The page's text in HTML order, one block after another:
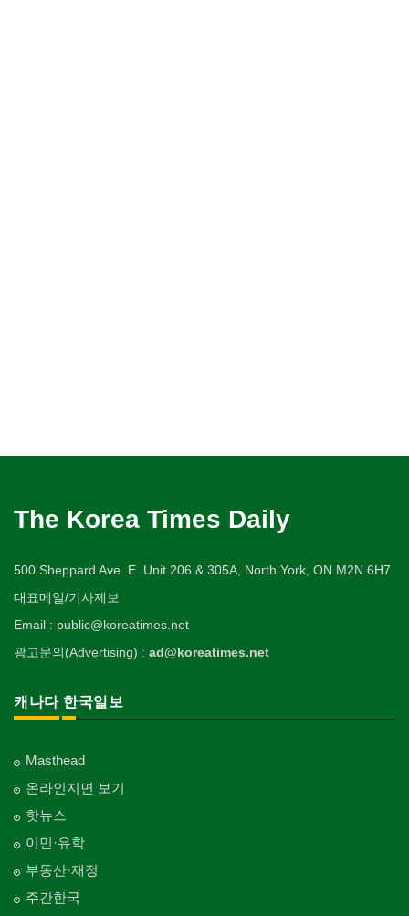
The Korea Times Daily
500 Sheppard Ave. E. Unit 206 & 305A, North York, ON M2N 6H7
대표메일/기사제보
Email : public@koreatimes.net
광고문의(Advertising) : ad@koreatimes.net
캐나다 한국일보
Masthead
온라인지면 보기
핫뉴스
이민·유학
부동산·재정
주간한국